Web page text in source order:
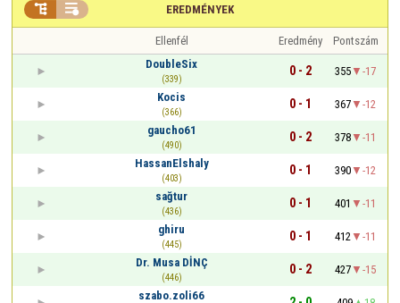
EREDMÉNYEK
 
Ellenfél Eredmény
Pontszám
DoubleSix
(339)
0 - 2 355
-17
Kocis
(366)
0 - 1 367
-12
gaucho61
(490)
0 - 2 378
-11
HassanElshaly
(403)
0 - 1 390
-12
sağtur
(436)
0 - 1 401
-11
ghiru
(445)
0 - 1 412
-11
Dr. Musa DİNÇ
(446)
0 - 2 427
-15
szabo.zoli66